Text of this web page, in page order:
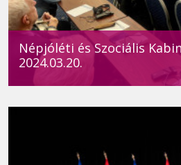
Népjóléti és Szociális
2024.03.20.